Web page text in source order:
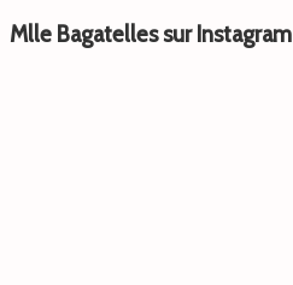
Mlle Bagatelles sur Instagram